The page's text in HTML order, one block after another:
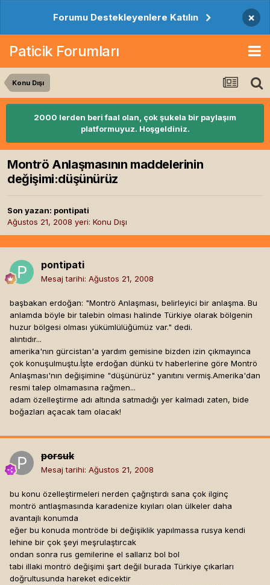
Forumu Destekleyenlere Katılın ×
Paticik Forumları
Konu Dışı
2000 lerden beri faal olan, çok şukela bir paylaşım
platformuyuz. Hoşgeldiniz.
Montrö Anlaşmasının maddelerinin
değişimi:düşünürüz
Son yazan: pontipati
Ağustos 21, 2008 yeri: Konu Dışı
pontipati
Mesaj tarihi: Ağustos 21, 2008
başbakan erdoğan: "Montrö Anlaşması, belirleyici bir anlaşma. Bu
anlamda böyle bir talebin olması halinde Türkiye olarak bölgenin
huzur bölgesi olması yükümlülüğümüz var." dedi.
alıntıdır...
amerika'nın gürcistan'a yardım gemisine bizden izin çıkmayınca
çok konuşulmuştu.İşte erdoğan dünkü tv haberlerine göre Montrö
Anlaşması'nın değişimine "düşünürüz" yanıtını vermiş.Amerika'dan
resmi talep olmamasına rağmen...
adam özelleştirme adı altında satmadığı yer kalmadı zaten, bide
boğazları açacak tam olacak!
porsuk
Mesaj tarihi: Ağustos 21, 2008
bu konu özelleştirmeleri nerden çağrıştırdı sana çok ilginç
montrö antlaşmasında karadenize kıyıları olan ülkeler daha
avantajlı konumda
eğer bu konuda montröde bi değişiklik yapılmassa rusya kendi
lehine bir çok şeyi meşrulaştırcak
ondan sonra rus gemilerine el sallarız bol bol
tabi illaki montrö değişimi şart değil burada Türkiye çıkarları
doğrultusunda hareket edicektir